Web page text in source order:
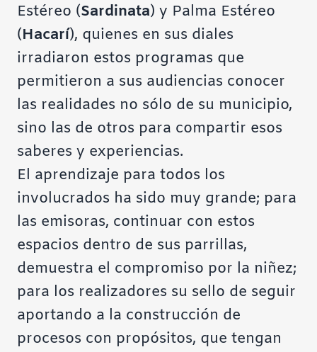
Estéreo (Sardinata) y Palma Estéreo
(Hacarí), quienes en sus diales
irradiaron estos programas que
permitieron a sus audiencias conocer
las realidades no sólo de su municipio,
sino las de otros para compartir esos
saberes y experiencias.
El aprendizaje para todos los
involucrados ha sido muy grande; para
las emisoras, continuar con estos
espacios dentro de sus parrillas,
demuestra el compromiso por la niñez;
para los realizadores su sello de seguir
aportando a la construcción de
procesos con propósitos, que tengan